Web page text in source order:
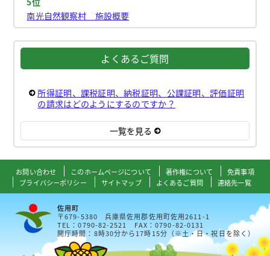
南光自然観察村 施設概要
よくあるご質問
所得証明、課税証明、納税証明、公課証明、評価証明
の請求はどのようにするのですか？
一覧を見る
お問い合わせ このホームページについて 著作権について
免責事項
プライバシーポリシー
サイトマップ よくあるご質問 連絡先一覧
佐用町
〒679-5380 兵庫県佐用郡佐用町佐用2611-1
TEL：0790-82-2521 FAX：0790-82-0131
開庁時間：8時30分から17時15分（※土・日・祝日を除く）